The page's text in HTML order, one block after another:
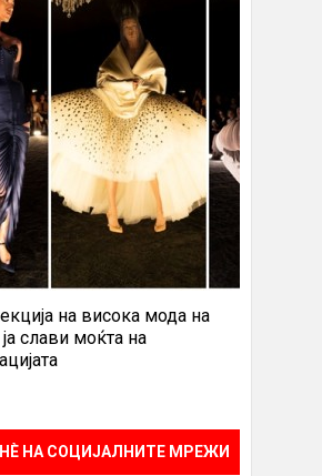
на висока мода на
слави моќта на
НА СОЦИЈАЛНИТЕ МРЕЖИ